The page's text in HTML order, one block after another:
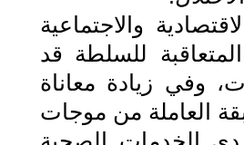
والاجتماعية
للسلطة قد
وفي زيادة معاناة
العاملة من موجات